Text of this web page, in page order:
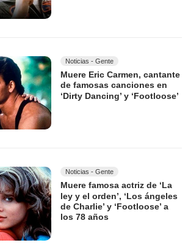
Noticias - Gente
Muere Eric Carmen, cantante
de famosas canciones en
‘Dirty Dancing’ y ‘Footloose’
Noticias - Gente
Muere famosa actriz de ‘La
ley y el orden’, ‘Los ángeles
de Charlie’ y ‘Footloose’ a
los 78 años